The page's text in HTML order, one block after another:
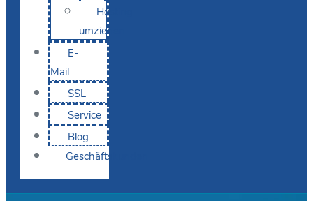
Hosting
umziehen
E-
Mail
SSL
Service
Blog
Geschäftskunden